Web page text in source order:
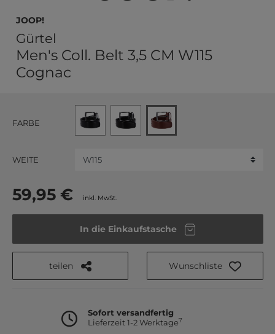
JOOP!
Gürtel
Men's Coll. Belt 3,5 CM W115
Cognac
FARBE
WEITE
59,95 € inkl. MwSt.
In die Einkaufstasche
teilen Wunschliste
Sofort versandfertig
Lieferzeit 1-2 Werktage7